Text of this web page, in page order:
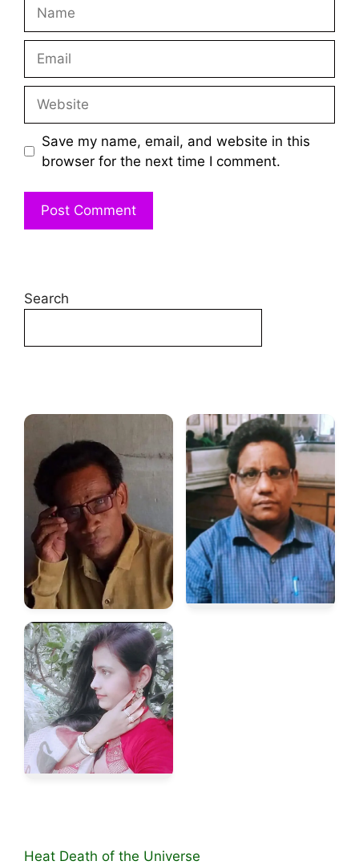
Save my name, email, and website in this
browser for the next time I comment.
Search
Heat Death of the Universe